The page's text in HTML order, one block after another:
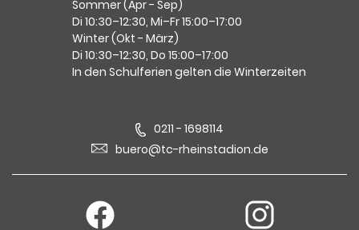
Sommer (Apr - Sep)
Di 10:30–12:30, Mi–Fr 15:00–17:00
Winter (Okt - März)
Di 10:30–12:30, Do 15:00–17:00
In den Schulferien gelten die Winterzeiten
0211 - 1698114
buero@tc-rheinstadion.de